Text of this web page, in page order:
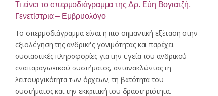
Τι είναι το σπερμοδιάγραμμα τηςΔρ. Εύη Βογιατζή,
Γενετίστρια – Εμβρυολόγο
Το σπερμοδιάγραμμα είναι η πιο σημαντική εξέταση στην
αξιολόγηση της ανδρικής γονιμότητας και παρέχει
ουσιαστικές πληροφορίες για την υγεία του ανδρικού
αναπαραγωγικού συστήματος, αντανακλώντας τη
λειτουργικότητα των όρχεων, τη βατότητα του
συστήματος και την εκκριτική του δραστηριότητα.